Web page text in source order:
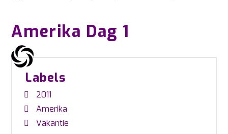
Amerika Dag 1
Labels
2011
Amerika
Vakantie